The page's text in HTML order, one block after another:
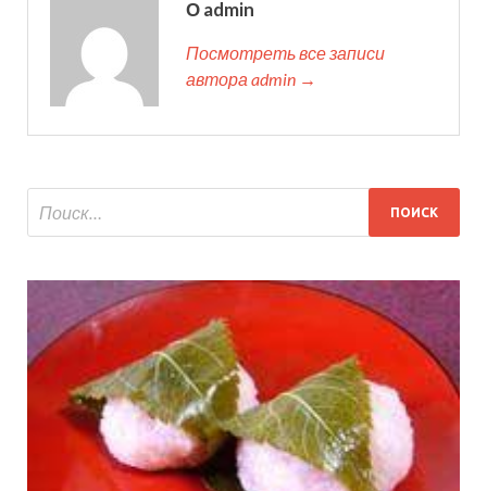
О admin
Посмотреть все записи
автора admin →